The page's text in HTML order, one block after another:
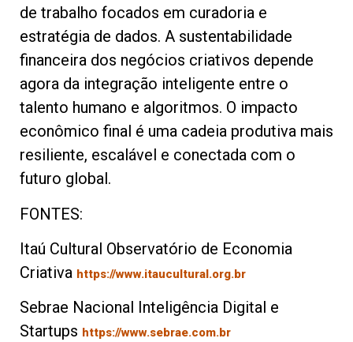
de trabalho focados em curadoria e
estratégia de dados. A sustentabilidade
financeira dos negócios criativos depende
agora da integração inteligente entre o
talento humano e algoritmos. O impacto
econômico final é uma cadeia produtiva mais
resiliente, escalável e conectada com o
futuro global.
FONTES:
Itaú Cultural Observatório de Economia
Criativa https://www.itaucultural.org.br
Sebrae Nacional Inteligência Digital e
Startups https://www.sebrae.com.br